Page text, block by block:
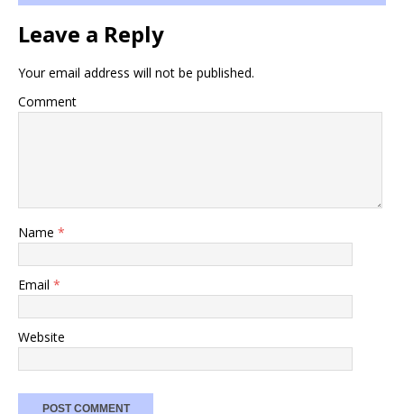
Leave a Reply
Your email address will not be published.
Comment
Name *
Email *
Website